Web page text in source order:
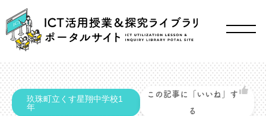
玖珠町立くす星翔中学校1
年
この記事に「いいね」す
る